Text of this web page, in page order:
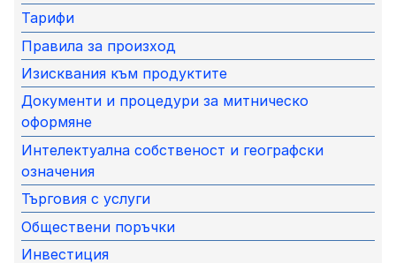
Тарифи
Правила за произход
Изисквания към продуктите
Документи и процедури за митническо
оформяне
Интелектуална собственост и географски
означения
Търговия с услуги
Обществени поръчки
Инвестиция